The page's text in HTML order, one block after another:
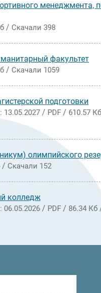
менеджмента,
/ Скачали 398
факультет
/ Скачали 1059
подготовки
13.05.2027 / PDF / 610.57 Кб
олимпийского
/ Скачали 152
колледж
06.05.2026 / PDF / 86.34 Кб